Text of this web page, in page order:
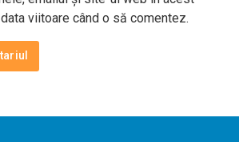
viitoare când o să comentez.